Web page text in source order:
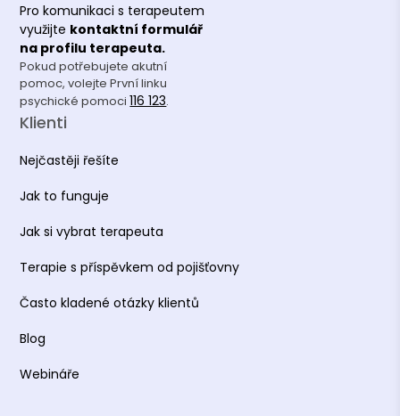
Práce s technikou časové osy
Motivační rozhovory
Pokročilá úroveň primární prevence pro
pedagogické pracovníky
Vývoj vztahů v rodině
Hranice práce s klientem
Prevence a pomoc u poruch příjmu potravy
ve školách
rodinné péči
Pro komunikaci s terapeutem
využijte kontaktní formulář
na profilu terapeuta.
Pokud potřebujete akutní
pomoc, volejte První linku
psychické pomoci116 123.
Klienti
Nejčastěji řešíte
Jak to funguje
Jak si vybrat terapeuta
Terapie s příspěvkem od pojišťovny
Často kladené otázky klientů
Blog
Webináře